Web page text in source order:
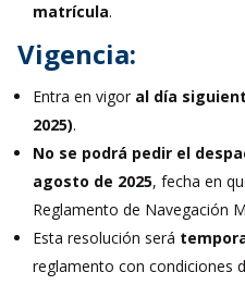
matrícula.
Vigencia:
Entra en vigor al día
2025).
No se podrá pedir el
agosto de 2025, fecha en
Reglamento de Navegación
Esta resolución será
reglamento con condiciones